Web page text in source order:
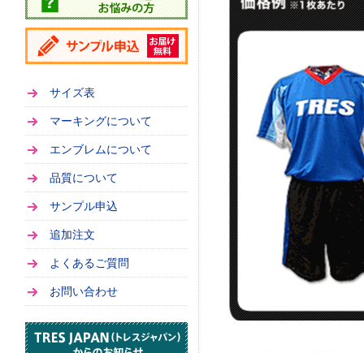
サイズ表
マーキングについて
エンブレムについて
品質について
サンプル申込
追加注文
よくあるご質問
お問い合わせ